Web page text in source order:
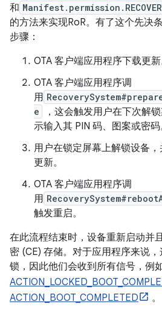
和
的方法来实现RoR。有了这个先决
步骤：
OTA 客户端应用程序下载更新
OTA 客户端应用程序调
用
e
，这会触发用户在下次解
示输入其 PIN 码、图案或密码
用户在锁定屏幕上解锁设备
更新。
OTA 客户端应用程序调
用
触发重启。
在此流程结束时，设备重新启动并
密 (CE) 存储。对于应用程序来说
锁，因此他们会收到所有信号，例
ACTION_BOOT_COMPLETED
。